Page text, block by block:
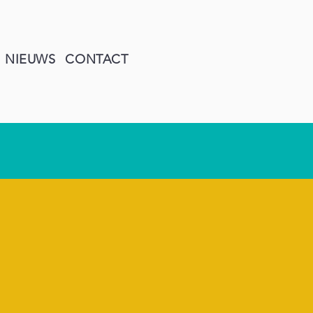
NIEUWS CONTACT